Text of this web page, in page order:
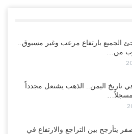
الجميع بارتفاع مرعب وغير مسبوق..
من…
تاريخ اليمن.. الذهب يشتعل مجدداً
يتأرجح بين التراجع والارتفاع في